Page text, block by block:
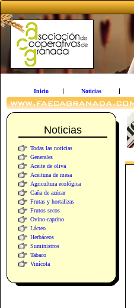
Inicio Noticias
Noticias
Todas las noticias
Generales
Aceite de oliva
Aceituna de mesa
Agricultura ecológica
Caña de azúcar
Frutas y hortalizas
Frutos secos
Ovino-caprino
Lácteo
Herbáceos
Suministros
Tabaco
Vinícola